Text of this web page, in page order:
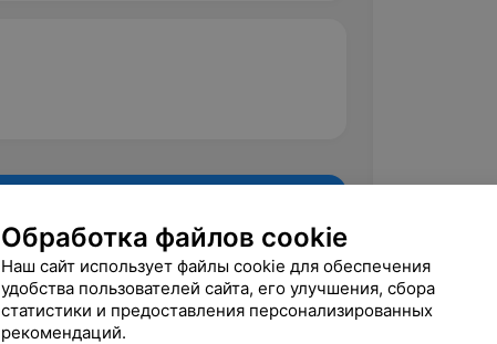
Обработка файлов cookie
Наш сайт использует файлы cookie для обеспечения
удобства пользователей сайта, его улучшения, сбора
статистики и предоставления персонализированных
рекомендаций.